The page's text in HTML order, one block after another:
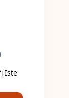
İste